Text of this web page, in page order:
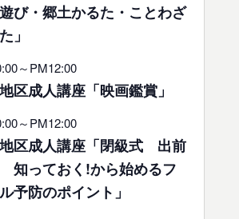
び・郷土かるた・ことわざ
」
～PM12:00
区成人講座「映画鑑賞」
～PM12:00
区成人講座「閉級式 出前
知っておく!から始めるフ
予防のポイント」